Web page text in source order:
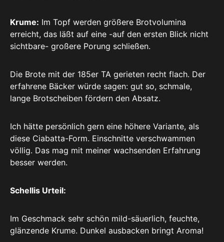
Krume: Im Topf werden größere Brotvolumina
erreicht, das läßt auf eine -auf den ersten Blick nicht
sichtbare- großere Porung schließen.
Die Brote mit der 185er TA gerieten recht flach. Der
erfahrene Bäcker würde sagen: gut so, schmale,
lange Brotscheiben fördern den Absatz.
Ich hätte persönlich gern eine höhere Variante, als
diese Ciabatta-Form. Einschnitte verschwammen
völlig. Das mag mit meiner wachsenden Erfahrung
besser werden.
Schellis Urteil:
Im Geschmack sehr schön mild-säuerlich, feuchte,
glänzende Krume. Dunkel ausbacken bringt Aroma!